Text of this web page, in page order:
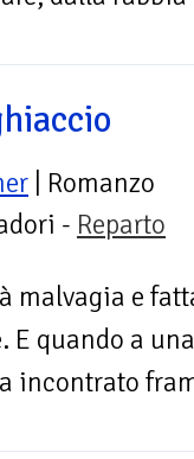
| Romanzo
- Reparto
malvagia e
E quando a
incontrato